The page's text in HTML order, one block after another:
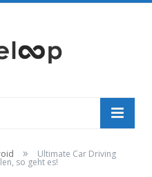
» Ultimate Car Driving
so geht es!